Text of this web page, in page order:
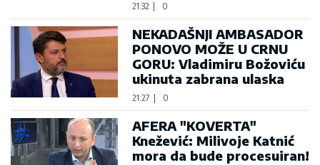
21:32 0
NEKADAŠNJI AMBASADOR
PONOVO MOŽE U CRNU
GORU: Vladimiru Božoviću
ukinuta zabrana ulaska
21:27 0
AFERA "KOVERTA"
Knežević: Milivoje Katnić
mora da bude procesuiran!